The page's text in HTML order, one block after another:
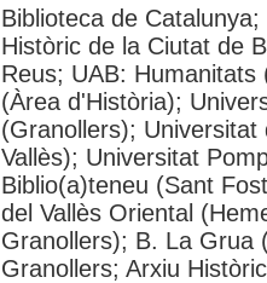
Biblioteca de
Històric de la Ciutat de
Reus; UAB:
(Àrea d'Història);
(Granollers);
Vallès); Universitat
Biblio(a)teneu (Sant
del Vallès Oriental
Granollers); B. La Grua
Granollers; Arxiu